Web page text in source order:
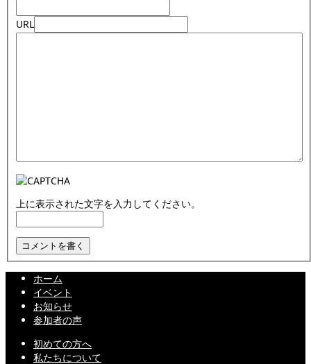
URL
上に表示された文字を入力してください。
ホーム
イベント
お知らせ
参加者の声
初めての方へ
私たちについて